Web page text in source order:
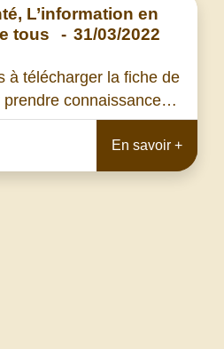
L’information en
tous
- 31/03/2022
à télécharger la fiche de
prendre connaissance…
En savoir +